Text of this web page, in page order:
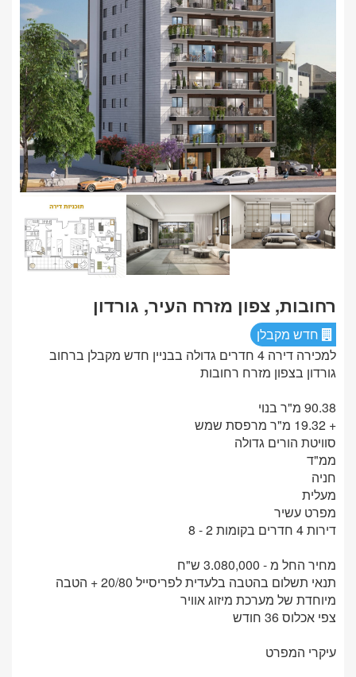
רחובות, צפון מזרח העיר, גורדון
חדש מקבלן
למכירה דירה 4 חדרים גדולה בבניין חדש מקבלן ברחוב
גורדון בצפון מזרח רחובות
90.38 מ"ר בנוי
+ 19.32 מ"ר מרפסת שמש
סוויטת הורים גדולה
ממ"ד
חניה
מעלית
מפרט עשיר
דירות 4 חדרים בקומות 2 - 8
מחיר החל מ - 3.080,000 ש"ח
תנאי תשלום בהטבה בלעדית לפריסייל 20/80 + הטבה
מיוחדת של מערכת מיזוג אוויר
צפי אכלוס 36 חודש
עיקרי המפרט